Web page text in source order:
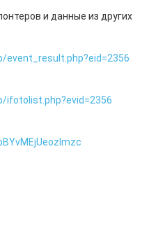
часть 1
и данные из других